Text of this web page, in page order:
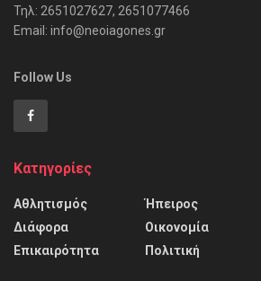
Τηλ: 2651027627, 2651077466
Email: info@neoiagones.gr
Follow Us
Κατηγορίες
Αθλητισμός
Διάφορα
Επικαιρότητα
Ήπειρος
Οικονομία
Πολιτική